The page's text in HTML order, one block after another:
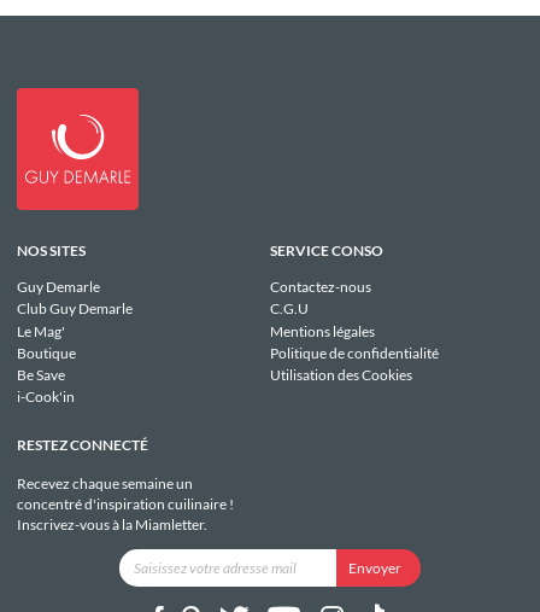
NOS SITES
Guy Demarle
Club Guy Demarle
Le Mag'
Boutique
Be Save
i-Cook'in
SERVICE CONSO
Contactez-nous
C.G.U
Mentions légales
Politique de confidentialité
Utilisation des Cookies
RESTEZ CONNECTÉ
Recevez chaque semaine un
concentré d'inspiration cuilinaire !
Inscrivez-vous à la Miamletter.